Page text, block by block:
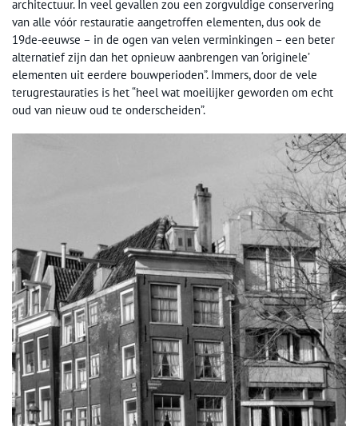
architectuur. In veel gevallen zou een zorgvuldige conservering
van alle vóór restauratie aangetroffen elementen, dus ook de
19de-eeuwse – in de ogen van velen verminkingen – een beter
alternatief zijn dan het opnieuw aanbrengen van ‘originele’
elementen uit eerdere bouwperioden”. Immers, door de vele
terugrestauraties is het “heel wat moeilijker geworden om echt
oud van nieuw oud te onderscheiden”.